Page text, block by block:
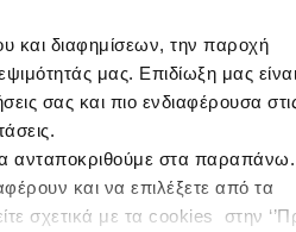
και διαφημίσεων, την παροχή
μας. Επιδίωξη μας
σας και πιο ενδιαφέρουσα
ανταποκριθούμε στα παραπάνω.
και να επιλέξετε από τα
σχετικά με τα cookies στην